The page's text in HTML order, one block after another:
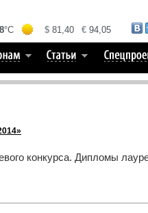
конкурса. Дипломы